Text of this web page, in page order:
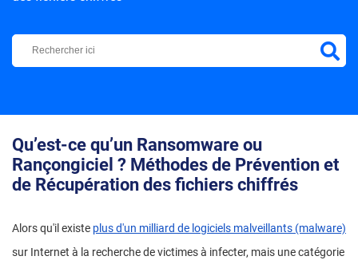
Centre d'Assistance Bitdefender
Qu’est-ce qu’un Ransomware ou
Rançongiciel ? Méthodes de Prévention et
de Récupération des fichiers chiffrés
Alors qu'il existe plus d'un milliard de logiciels malveillants (malware)
sur Internet à la recherche de victimes à infecter, mais une catégorie